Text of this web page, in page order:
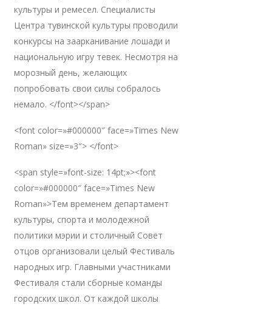
культуры и ремесел. Специалисты
Центра тувинской культуры проводили
конкурсы на заарканивание лошади и
национальную игру тевек. Несмотря на
морозный день, желающих
попробовать свои силы собралось
немало. </font></span>
<font color=»#000000″ face=»Times New
Roman» size=»3″> </font>
<span style=»font-size: 14pt;»><font
color=»#000000″ face=»Times New
Roman»>Тем временем департамент
культуры, спорта и молодежной
политики мэрии и столичный Совет
отцов организовали целый Фестиваль
народных игр. Главными участниками
Фестиваля стали сборные команды
городских школ. От каждой школы